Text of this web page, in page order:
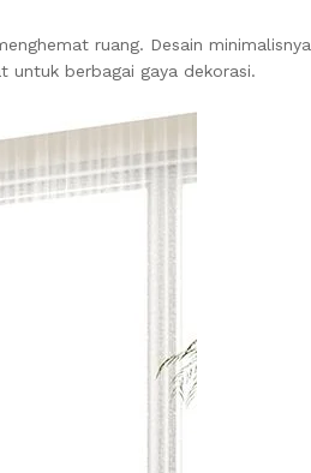
ruang. Desain minimalisnya
untuk berbagai gaya dekorasi.